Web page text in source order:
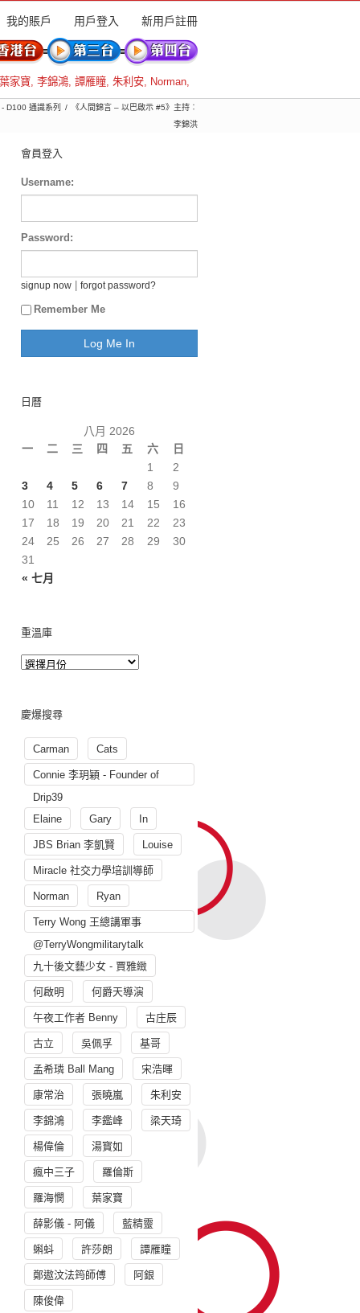
我的賬戶 用戶登入 新用戶註冊
葉家寶, 李錦鴻, 譚雁瞳, 朱利安, Norman,
D100 通識系列
《人間錦言 – 以巴啟示 #5》主持︰
李錦洪
會員登入
Username:
Password:
signup now forgot password?
Remember Me
日曆
八月 2026
一
二 三 四 五 六 日
« 七月
1
2
3
4 5 6 7 8
9
10
11 12 13 14 15
16
17
18 19 20 21 22
23
24
25 26 27 28 29
30
31
重溫庫
慶爆搜尋
Carman Cats
Connie 李玥穎 - Founder of
Drip39
Elaine
Gary In
JBS Brian 李凱賢 Louise
Miracle 社交力學培訓導師
Norman Ryan
Terry Wong 王總講軍事
@TerryWongmilitarytalk
九十後文藝少女 - 賈雅緻
何啟明 何爵天導演
午夜工作者 Benny 古庄辰
古立 吳佩孚 基哥
孟希璘 Ball Mang 宋浩暉
康常治 張曉嵐 朱利安
李錦鴻 李鑑峰 梁天琦
楊偉倫 湯寳如
瘋中三子 羅倫斯
羅海憫 葉家寶
薛影儀 - 阿儀 藍精靈
蝌蚪 許莎朗 譚雁瞳
鄭遨汶法筠師傅 阿銀
陳俊偉